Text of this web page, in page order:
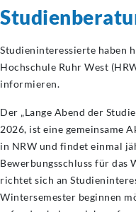
Studieninteressierte haben
Hochschule Ruhr West
informieren.
Der „Lange Abend der
2026, ist eine gemeinsame
in NRW und findet einmal
Bewerbungsschluss für das
richtet sich an
Wintersemester beginnen